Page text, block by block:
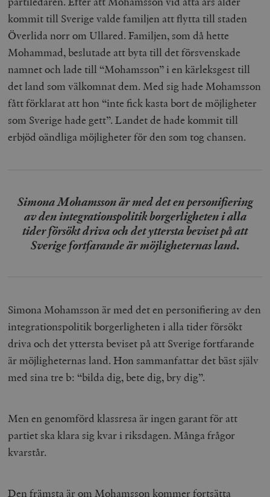
kommit till Sverige valde familjen att flytta till staden
Överlida norr om Ullared. Familjen, som då hette
Mohammad, beslutade att byta till det försvenskade
namnet och lade till “Mohamsson” i en kärleksgest till
det land som välkomnat dem. Med sig hade Mohamsson
fått förklarat att hon “inte fick kasta bort de möjligheter
som Sverige hade gett”. Landet de hade kommit till
erbjöd oändliga möjligheter för den som tog chansen.
Simona Mohamsson är med det en personifiering
av den integrationspolitik borgerligheten i alla
tider försökt driva och det yttersta beviset på att
Sverige fortfarande är möjligheternas land.
Simona Mohamsson är med det en personifiering av den
integrationspolitik borgerligheten i alla tider försökt
driva och det yttersta beviset på att Sverige fortfarande
är möjligheternas land. Hon sammanfattar det bäst själv
med sina tre b: “bilda dig, bete dig, bry dig”.
Men en genomförd klassresa är ingen garant för att
partiet ska klara sig kvar i riksdagen. Många frågor
kvarstår.
Den främsta är om Mohamsson kommer fortsätta